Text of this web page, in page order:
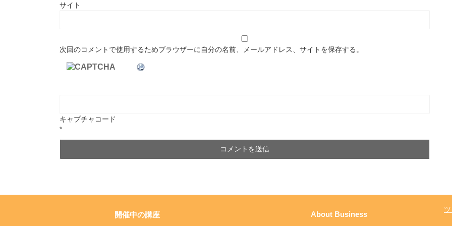
サイト
次回のコメントで使用するためブラウザーに自分の名前、メールアドレス、サイトを保存する。
キャプチャコード
*
開催中の講座 About Business